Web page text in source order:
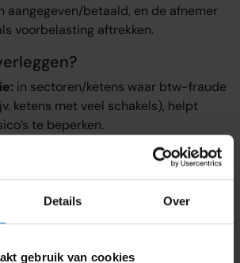
Details Over
gebruik van cookies
aangegeven/betaald, en de afnemer
voorbelasting aftrekken.
in sectoren/ketens waar btw-fraude
ketens met veel schakels), helpt
te beperken.
logica bij grensoverschrijdende
in het land van de afnemer, dus die
veel ondernemers is verlegde btw
én aftrekken), mits je recht